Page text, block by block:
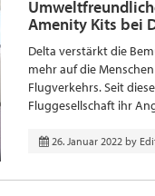
Amenity Kits bei
Delta verstärkt die
mehr auf die
Flugverkehrs. Seit
Fluggesellschaft ihr
26. Januar 2022 by